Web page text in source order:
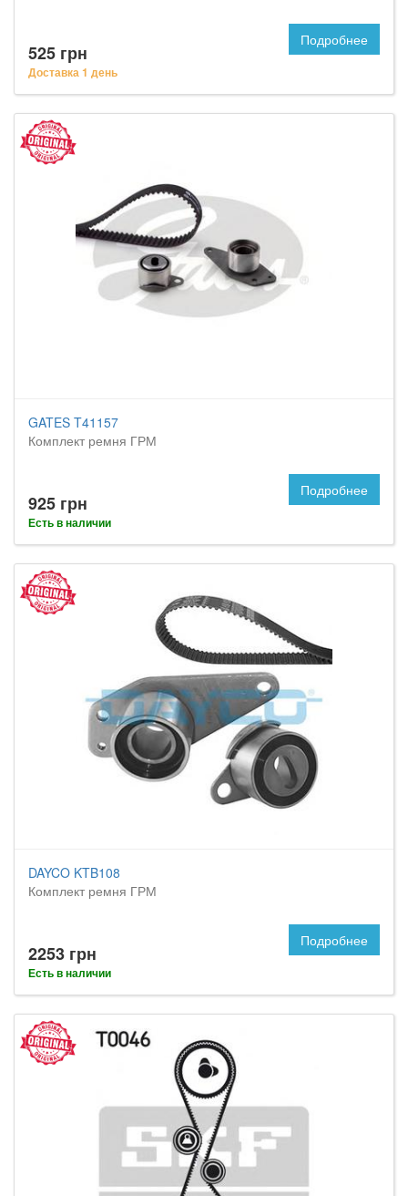
525 грн
Доставка 1 день
Подробнее
GATES T41157
Комплект ремня ГРМ
925 грн
Есть в наличии
Подробнее
DAYCO KTB108
Комплект ремня ГРМ
2253 грн
Есть в наличии
Подробнее